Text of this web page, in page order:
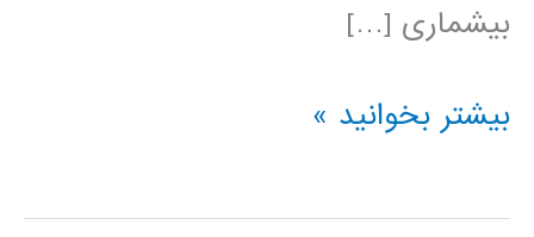
بیشماری […]
آموزش
Bootstrap
بیشتر بخوانید »